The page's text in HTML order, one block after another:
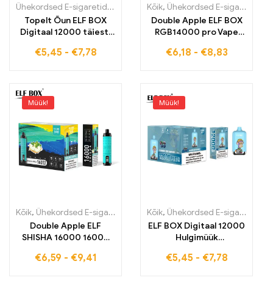
Ühekordsed E-sigaretid
,Ühekordsed e-sigaretid Eestis,
Topelt Õun ELF BOX
Digitaal 12000 täiesti
maksuvaba
€5,45 - €7,78
Kõik, Ühekordsed E-sigaretid
Double Apple ELF BOX
RGB14000 pro Vape
topelt puuviljanaudingu
€6,18 - €8,83
Müük!
Kõik, Ühekordsed E-sigaretid Ühekordsed e-sigaretid Eestis
Double Apple ELF
SHISHA 16000 16000
klassikalise õunamaitse
€6,59 - €9,41
Müük!
Kõik, Ühekordsed E-sigaretid
ELF BOX Digitaal 12000
Hulgimüük
ühekordne sigaret
€5,45 - €7,78